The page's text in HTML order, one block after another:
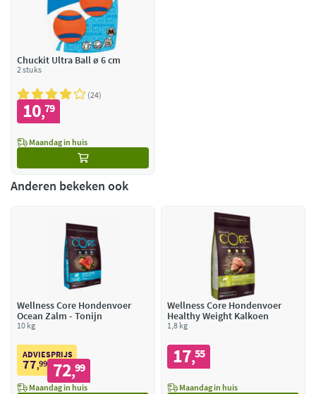
Chuckit Ultra Ball ø 6 cm
2 stuks
24
10,79
Maandag in huis
Anderen bekeken ook
Wellness Core Hondenvoer
Ocean Zalm - Tonijn
10 kg
ADVIESPRIJS
77,99 72,99
Maandag in huis
Wellness Core Hondenvoer
Healthy Weight Kalkoen
1,8 kg
17,55
Maandag in huis